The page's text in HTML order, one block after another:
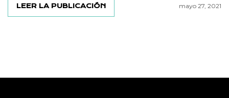
LEER LA PUBLICACIÓN mayo 27, 2021